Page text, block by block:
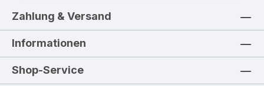
Zahlung & Versand
Informationen
Shop-Service